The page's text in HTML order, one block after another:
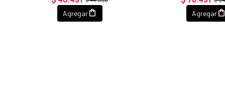
Agregar Agregar